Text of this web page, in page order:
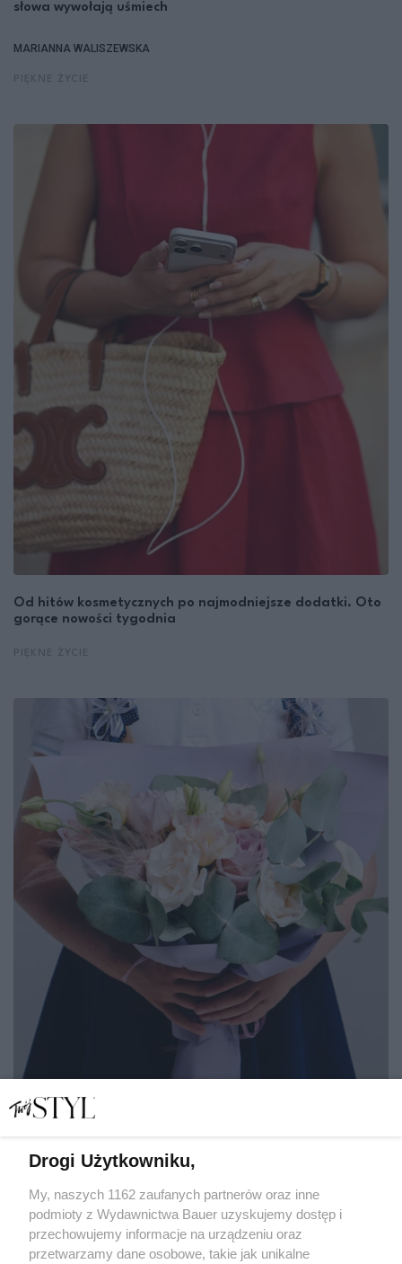
słowa wywołają uśmiech
MARIANNA WALISZEWSKA
Od hitów kosmetycznych po najmodniejsze dodatki. Oto
gorące nowości tygodnia
naprawdę poczuł się doceniony?
MARIANNA WALISZEWSKA
Drogi Użytkowniku,
My, naszych 1162 zaufanych partnerów oraz inne
podmioty z Wydawnictwa Bauer uzyskujemy dostęp i
przechowujemy informacje na urządzeniu oraz
przetwarzamy dane osobowe, takie jak unikalne